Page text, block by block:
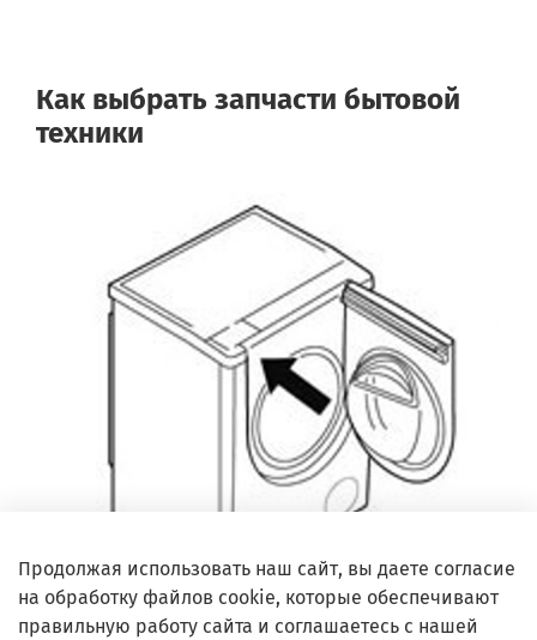
Как выбрать запчасти бытовой
техники
Продолжая использовать наш сайт, вы даете согласие
на обработку файлов cookie, которые обеспечивают
правильную работу сайта и соглашаетесь с нашей